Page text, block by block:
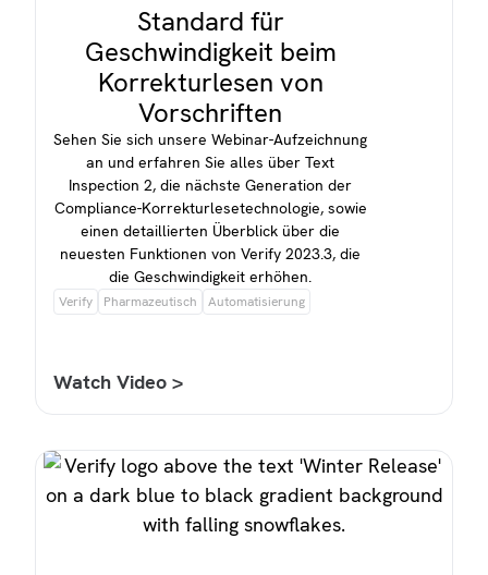
Standard für
Geschwindigkeit beim
Korrekturlesen von
Vorschriften
Sehen Sie sich unsere Webinar-Aufzeichnung
an und erfahren Sie alles über Text
Inspection 2, die nächste Generation der
Compliance-Korrekturlesetechnologie, sowie
einen detaillierten Überblick über die
neuesten Funktionen von Verify 2023.3, die
die Geschwindigkeit erhöhen.
Verify Pharmazeutisch Automatisierung
Watch Video >